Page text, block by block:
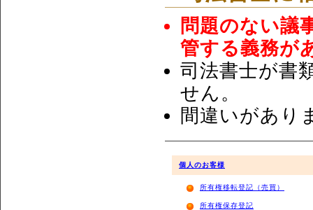
問題のない議
管する義務が
司法書士が書
せん。
間違いがあり
個人のお客様
所有権移転登記（売買）
所有権保存登記